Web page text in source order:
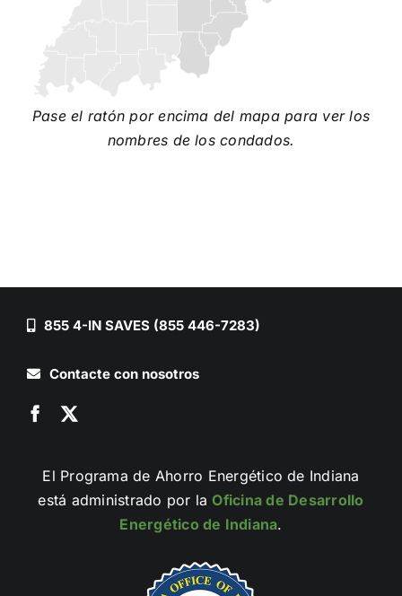
Pase el ratón por encima del mapa para ver los
nombres de los condados.
855 4-IN SAVES (855 446-7283)
Contacte con nosotros
El Programa de Ahorro Energético de Indiana
está administrado por laOficina de Desarrollo
Energético de Indiana.